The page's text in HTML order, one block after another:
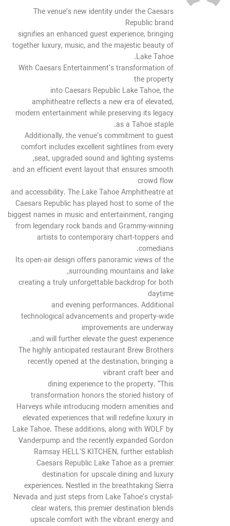
The venue’s new identity under the Caesars
Republic brand
signifies an enhanced guest experience, bringing
together luxury, music, and the majestic beauty of
Lake Tahoe.
With Caesars Entertainment’s transformation of
the property
into Caesars Republic Lake Tahoe, the
amphitheatre reflects a new era of elevated,
modern entertainment while preserving its legacy
as a Tahoe staple.
Additionally, the venue’s commitment to guest
comfort includes excellent sightlines from every
seat, upgraded sound and lighting systems,
and an efficient event layout that ensures smooth
crowd flow
and accessibility. The Lake Tahoe Amphitheatre at
Caesars Republic has played host to some of the
biggest names in music and entertainment, ranging
from legendary rock bands and Grammy-winning
artists to contemporary chart-toppers and
comedians.
Its open-air design offers panoramic views of the
surrounding mountains and lake,
creating a truly unforgettable backdrop for both
daytime
and evening performances. Additional
technological advancements and property-wide
improvements are underway
and will further elevate the guest experience.
The highly anticipated restaurant Brew Brothers
recently opened at the destination, bringing a
vibrant craft beer and
dining experience to the property. “This
transformation honors the storied history of
Harveys while introducing modern amenities and
elevated experiences that will redefine luxury in
Lake Tahoe. These additions, along with WOLF by
Vanderpump and the recently expanded Gordon
Ramsay HELL’S KITCHEN, further establish
Caesars Republic Lake Tahoe as a premier
destination for upscale dining and luxury
experiences. Nestled in the breathtaking Sierra
Nevada and just steps from Lake Tahoe’s crystal-
clear waters, this premier destination blends
upscale comfort with the vibrant energy and